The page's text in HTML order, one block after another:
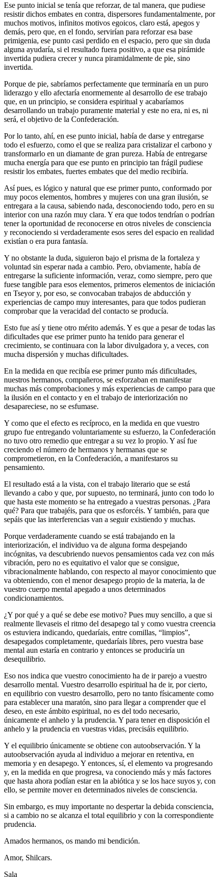
Ese punto inicial se tenía que reforzar, de tal manera, que pudiese
resistir dichos embates en contra, dispersores fundamentalmente, por
muchos motivos, infinitos motivos egoicos, claro está, apegos y
demás, pero que, en el fondo, servirían para reforzar esa base
primigenia, ese punto casi perdido en el espacio, pero que sin duda
alguna ayudaría, si el resultado fuera positivo, a que esa pirámide
invertida pudiera crecer y nunca piramidalmente de pie, sino
invertida.
Porque de pie, sabríamos perfectamente que terminaría en un puro
liderazgo y ello afectaría enormemente al desarrollo de ese trabajo
que, en un principio, se considera espiritual y acabaríamos
desarrollando un trabajo puramente material y este no era, ni es, ni
será, el objetivo de la Confederación.
Por lo tanto, ahí, en ese punto inicial, había de darse y entregarse
todo el esfuerzo, como el que se realiza para cristalizar el carbono y
transformarlo en un diamante de gran pureza. Había de entregarse
mucha energía para que ese punto en principio tan frágil pudiese
resistir los embates, fuertes embates que del medio recibiría.
Así pues, es lógico y natural que ese primer punto, conformado por
muy pocos elementos, hombres y mujeres con una gran ilusión, se
entregara a la causa, sabiendo nada, desconociendo todo, pero en su
interior con una razón muy clara. Y era que todos tendrían o podrían
tener la oportunidad de reconocerse en otros niveles de consciencia
y reconociendo si verdaderamente esos seres del espacio en realidad
existían o era pura fantasía.
Y no obstante la duda, siguieron bajo el prisma de la fortaleza y
voluntad sin esperar nada a cambio. Pero, obviamente, había de
entregarse la suficiente información, veraz, como siempre, pero que
fuese tangible para esos elementos, primeros elementos de iniciación
en Tseyor y, por eso, se convocaban trabajos de abducción y
experiencias de campo muy interesantes, para que todos pudieran
comprobar que la veracidad del contacto se producía.
Esto fue así y tiene otro mérito además. Y es que a pesar de todas las
dificultades que ese primer punto ha tenido para generar el
crecimiento, se continuara con la labor divulgadora y, a veces, con
mucha dispersión y muchas dificultades.
En la medida en que recibía ese primer punto más dificultades,
nuestros hermanos, compañeros, se esforzaban en manifestar
muchas más comprobaciones y más experiencias de campo para que
la ilusión en el contacto y en el trabajo de interiorización no
desapareciese, no se esfumase.
Y como que el efecto es recíproco, en la medida en que vuestro
grupo fue entregando voluntariamente su esfuerzo, la Confederación
no tuvo otro remedio que entregar a su vez lo propio. Y así fue
creciendo el número de hermanos y hermanas que se
comprometieron, en la Confederación, a manifestaros su
pensamiento.
El resultado está a la vista, con el trabajo literario que se está
llevando a cabo y que, por supuesto, no terminará, junto con todo lo
que hasta este momento se ha entregado a vuestras personas. ¿Para
qué? Para que trabajéis, para que os esforcéis. Y también, para que
sepáis que las interferencias van a seguir existiendo y muchas.
Porque verdaderamente cuando se está trabajando en la
interiorización, el individuo va de alguna forma despejando
incógnitas, va descubriendo nuevos pensamientos cada vez con más
vibración, pero no es equitativo el valor que se consigue,
vibracionalmente hablando, con respecto al mayor conocimiento que
va obteniendo, con el menor desapego propio de la materia, la de
vuestro cuerpo mental apegado a unos determinados
condicionamientos.
¿Y por qué y a qué se debe ese motivo? Pues muy sencillo, a que si
realmente llevaseis el ritmo del desapego tal y como vuestra creencia
os estuviera indicando, quedaríais, entre comillas, “limpios”,
desapegados completamente, quedaríais libres, pero vuestra base
mental aun estaría en contrario y entonces se produciría un
desequilibrio.
Eso nos indica que vuestro conocimiento ha de ir parejo a vuestro
desarrollo mental. Vuestro desarrollo espiritual ha de ir, por cierto,
en equilibrio con vuestro desarrollo, pero no tanto físicamente como
para establecer una maratón, sino para llegar a comprender que el
deseo, en este ámbito espiritual, no es del todo necesario,
únicamente el anhelo y la prudencia. Y para tener en disposición el
anhelo y la prudencia en vuestras vidas, precisáis equilibrio.
Y el equilibrio únicamente se obtiene con autoobservación. Y la
autoobservación ayuda al individuo a mejorar en retentiva, en
memoria y en desapego. Y entonces, sí, el elemento va progresando
y, en la medida en que progresa, va conociendo más y más factores
que hasta ahora podían estar en la abiótica y se los hace suyos y, con
ello, se permite mover en determinados niveles de consciencia.
Sin embargo, es muy importante no despertar la debida consciencia,
si a cambio no se alcanza el total equilibrio y con la correspondiente
prudencia.
Amados hermanos, os mando mi bendición.
Amor, Shilcars.
Sala